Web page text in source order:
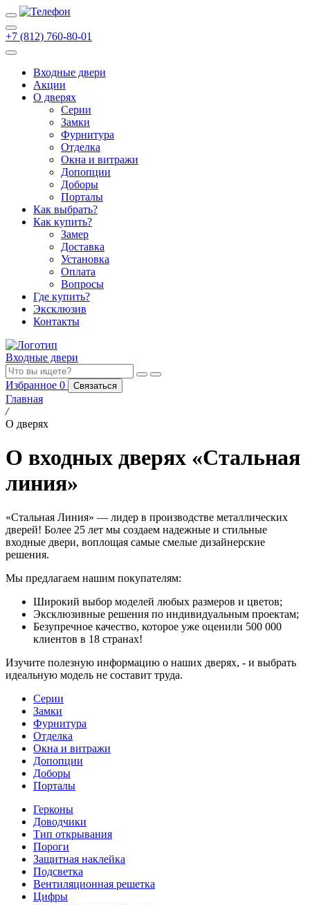
+7 (812) 760-80-01
Входные двери
Акции
О дверях
Cерии
Замки
Фурнитура
Отделка
Окна и витражи
Допопции
Доборы
Порталы
Как выбрать?
Как купить?
Замер
Доставка
Установка
Оплата
Вопросы
Где купить?
Эксклюзив
Контакты
Входные двери
Избранное 0 Связаться
Главная
/
О дверях
О входных дверях «Стальная
линия»
«Стальная Линия» — лидер в производстве металлических
дверей! Более 25 лет мы создаем надежные и стильные
входные двери, воплощая самые смелые дизайнерские
решения.
Мы предлагаем нашим покупателям:
Широкий выбор моделей любых размеров и цветов;
Эксклюзивные решения по индивидуальным проектам;
Безупречное качество, которое уже оценили 500 000
клиентов в 18 странах!
Изучите полезную информацию о наших дверях, - и выбрать
идеальную модель не составит труда.
Серии
Замки
Фурнитура
Отделка
Окна и витражи
Допопции
Доборы
Порталы
Герконы
Доводчики
Тип открывания
Пороги
Защитная наклейка
Подсветка
Вентиляционная решетка
Цифры